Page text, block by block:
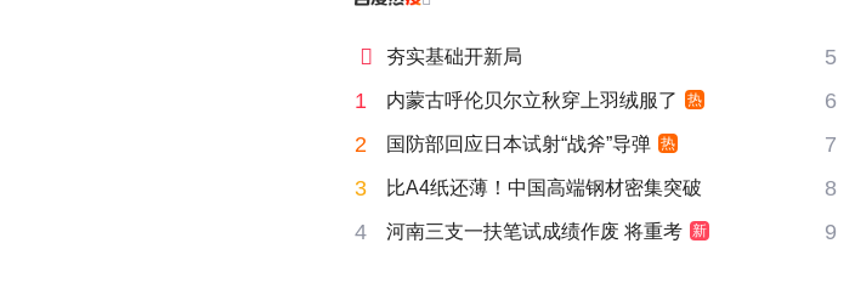
 夯实基础开新局 5
1 内蒙古呼伦贝尔立秋穿上羽绒服了 热 6
2 国防部回应日本试射“战斧”导弹 热 7
3 比A4纸还薄！中国高端钢材密集突破 8
4 河南三支一扶笔试成绩作废 将重考 新 9